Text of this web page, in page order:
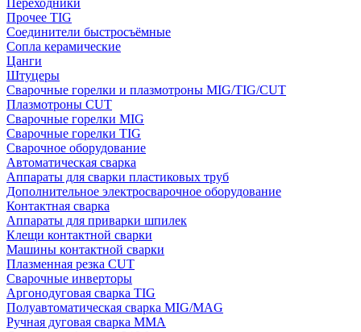
Переходники
Прочее TIG
Соединители быстросъёмные
Сопла керамические
Цанги
Штуцеры
Сварочные горелки и плазмотроны MIG/TIG/CUT
Плазмотроны CUT
Сварочные горелки MIG
Сварочные горелки TIG
Сварочное оборудование
Автоматическая сварка
Аппараты для сварки пластиковых труб
Дополнительное электросварочное оборудование
Контактная сварка
Аппараты для приварки шпилек
Клещи контактной сварки
Машины контактной сварки
Плазменная резка CUT
Сварочные инверторы
Аргонодуговая сварка TIG
Полуавтоматическая сварка MIG/MAG
Ручная дуговая сварка MMA